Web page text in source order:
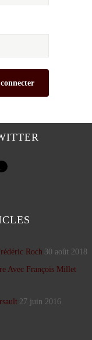
Roch 30 août 2018
Avec François Millet
27 juin 2016